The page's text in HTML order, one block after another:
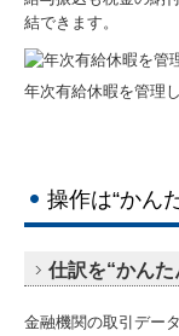
結できます。
年次有給休暇を管理
操作は“かん
仕訳を“かんた
金融機関の取引デー